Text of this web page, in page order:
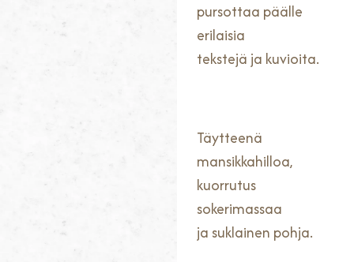
pursottaa päälle
erilaisia
tekstejä ja kuvioita.
Täytteenä
mansikkahilloa,
kuorrutus
sokerimassaa
ja suklainen pohja.